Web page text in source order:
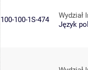
100-100-1S-474
Wydział
Język